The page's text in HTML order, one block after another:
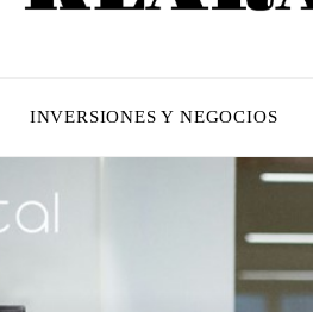
INVERSIONES Y NEGOCIOS